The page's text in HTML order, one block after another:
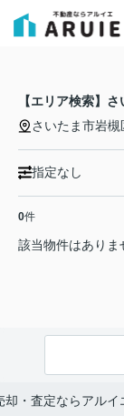
【エリア検索】
さいたま市岩槻
指定なし
0件
該当物件はありま
・査定ならアルイ